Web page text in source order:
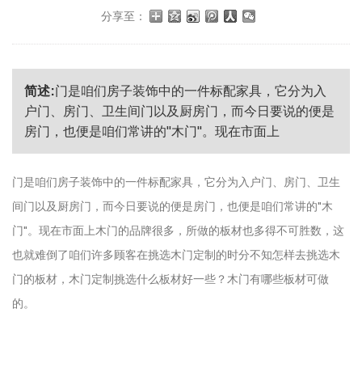
分享至：
简述:门是咱们房子装饰中的一件标配家具，它分为入
户门、房门、卫生间门以及厨房门，而今日要说的便是
房门，也便是咱们常讲的"木门"。现在市面上
门是咱们房子装饰中的一件标配家具，它分为入户门、房门、卫生
间门以及厨房门，而今日要说的便是房门，也便是咱们常讲的"木
门"。现在市面上木门的品牌很多，所做的板材也多得不可胜数，这
也就难倒了咱们许多顾客在挑选木门定制的时分不知怎样去挑选木
门的板材，木门定制挑选什么板材好一些？木门有哪些板材可做
的。